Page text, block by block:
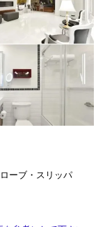
ーブ・スリッパ